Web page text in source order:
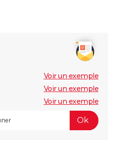
Voir un exemple
Voir un exemple
Voir un exemple